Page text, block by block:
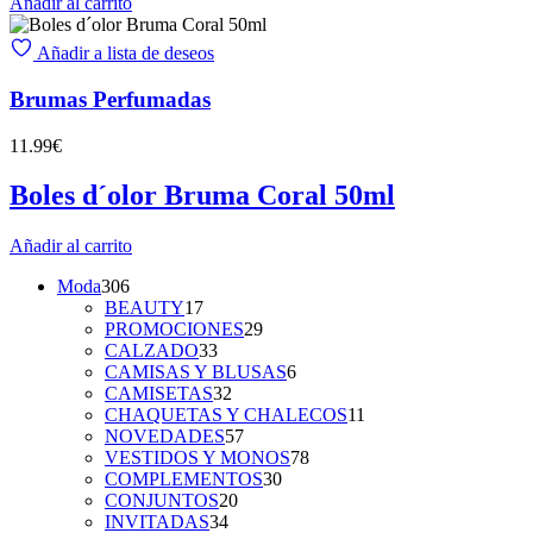
Añadir a lista de deseos
Brumas Perfumadas
11.99€
Boles d´olor Bruma Coral 50ml
Añadir al carrito
Moda306306
productos
BEAUTY1717
productos
PROMOCIONES2929
CALZADO3333
productos
CAMISAS Y BLUSAS66
CAMISETAS32
productos
CHAQUETAS Y CHALECOS11
NOVEDADES5757
productos
VESTIDOS Y MONOS7878
COMPLEMENTOS3030
CONJUNTOS2020
INVITADAS3434